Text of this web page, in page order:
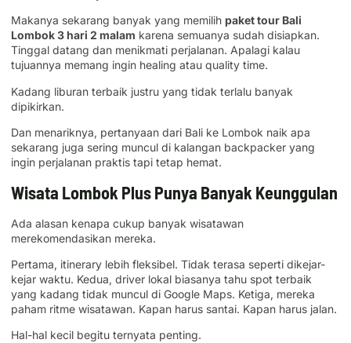
Makanya sekarang banyak yang memilih paket tour Bali
Lombok 3 hari 2 malam karena semuanya sudah disiapkan.
Tinggal datang dan menikmati perjalanan. Apalagi kalau
tujuannya memang ingin healing atau quality time.
Kadang liburan terbaik justru yang tidak terlalu banyak
dipikirkan.
Dan menariknya, pertanyaan dari Bali ke Lombok naik apa
sekarang juga sering muncul di kalangan backpacker yang
ingin perjalanan praktis tapi tetap hemat.
Wisata Lombok Plus Punya Banyak Keunggulan
Ada alasan kenapa cukup banyak wisatawan
merekomendasikan mereka.
Pertama, itinerary lebih fleksibel. Tidak terasa seperti dikejar-
kejar waktu. Kedua, driver lokal biasanya tahu spot terbaik
yang kadang tidak muncul di Google Maps. Ketiga, mereka
paham ritme wisatawan. Kapan harus santai. Kapan harus jalan.
Hal-hal kecil begitu ternyata penting.